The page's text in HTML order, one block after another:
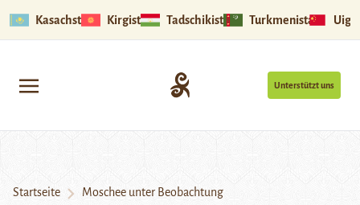
Kasachstan Kirgistan Tadschikistan Turkmenistan
Unterstützt uns
Startseite Moschee unter Beobachtung